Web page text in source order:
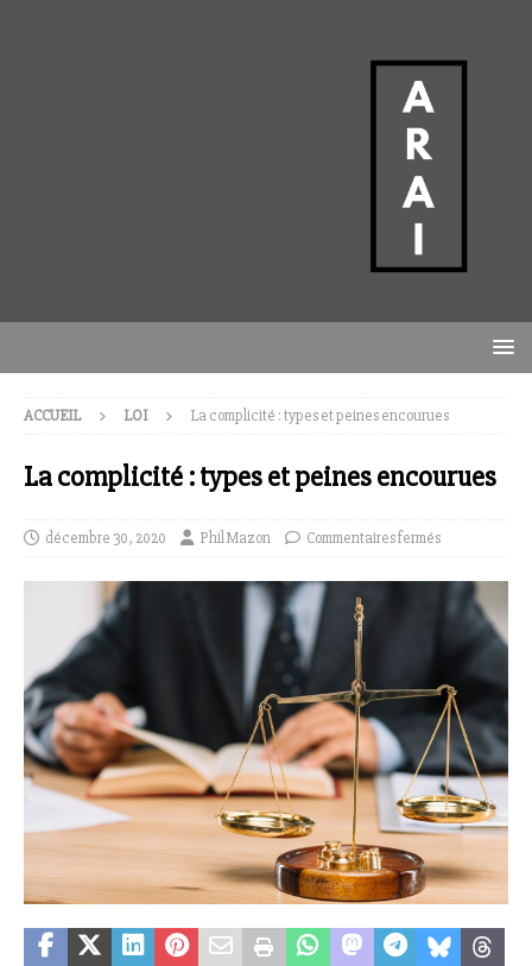
ACCUEIL LOI La complicité : types et peines encourues
La complicité : types et peines encourues
décembre 30, 2020 Phil Mazon Commentaires fermés